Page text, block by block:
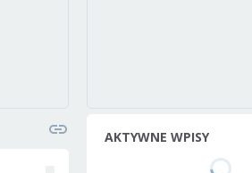
AKTYWNE WPISY